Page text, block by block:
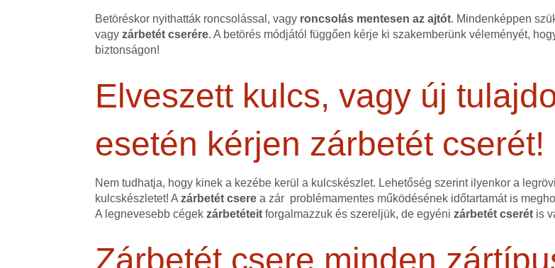
Betöréskor nyithatták roncsolással, vagy roncsolás mentesen az ajtót. Mindenképpen
vagy zárbetét cserére. A betörés módjától függően kérje ki szakemberünk véleményét,
biztonságon!
Elveszett kulcs, vagy új
esetén kérjen zárbetét cserét!
Nem tudhatja, hogy kinek a kezébe kerül a kulcskészlet. Lehetőség szerint ilyenkor a
kulcskészletet! Azárbetét csere a zár problémamentes működésének időtartamát is
A legnevesebb cégekzárbetéteit forgalmazzuk és szereljük, de egyénizárbetét cserét is
Zárbetét csere minden